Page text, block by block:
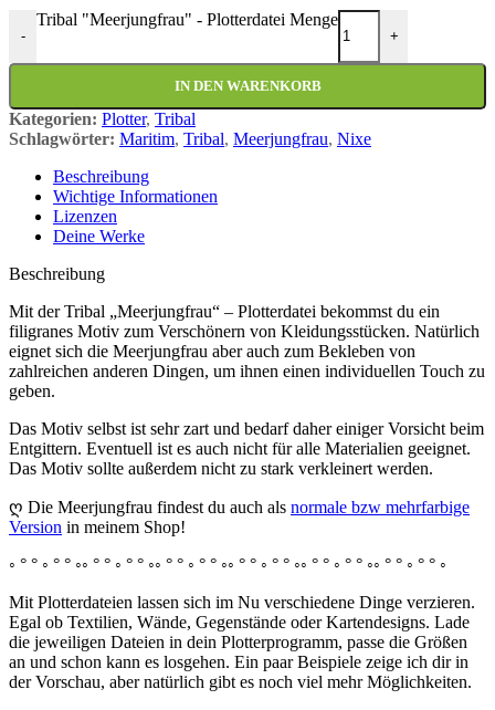
-
Tribal "Meerjungfrau" - Plotterdatei Menge
+
IN DEN WARENKORB
Kategorien: Plotter, Tribal
Schlagwörter: Maritim, Tribal, Meerjungfrau, Nixe
Beschreibung
Wichtige Informationen
Lizenzen
Deine Werke
Beschreibung
Mit der Tribal „Meerjungfrau“ – Plotterdatei bekommst du ein
filigranes Motiv zum Verschönern von Kleidungsstücken. Natürlich
eignet sich die Meerjungfrau aber auch zum Bekleben von
zahlreichen anderen Dingen, um ihnen einen individuellen Touch zu
geben.
Das Motiv selbst ist sehr zart und bedarf daher einiger Vorsicht beim
Entgittern. Eventuell ist es auch nicht für alle Materialien geeignet.
Das Motiv sollte außerdem nicht zu stark verkleinert werden.
ღ Die Meerjungfrau findest du auch als normale bzw mehrfarbige
Version in meinem Shop!
◦ ° ° ◦ ° ° ◦◦ ° ° ◦ ° ° ◦◦ ° ° ◦ ° ° ◦◦ ° ° ◦ ° ° ◦◦ ° ° ◦ ° ° ◦◦ ° ° ◦ ° ° ◦
Mit Plotterdateien lassen sich im Nu verschiedene Dinge verzieren.
Egal ob Textilien, Wände, Gegenstände oder Kartendesigns. Lade
die jeweiligen Dateien in dein Plotterprogramm, passe die Größen
an und schon kann es losgehen. Ein paar Beispiele zeige ich dir in
der Vorschau, aber natürlich gibt es noch viel mehr Möglichkeiten.